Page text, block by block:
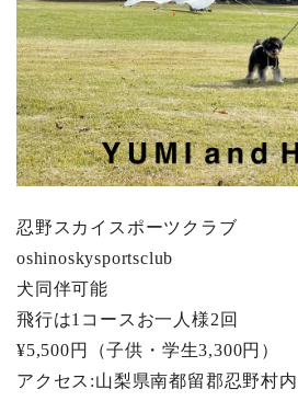
忍野スカイスポーツクラブ
oshinoskysportsclub
犬同伴可能
飛行は1コースお一人様2回
¥5,500円（子供・学生3,300円）
アクセス:山梨県南都留郡忍野村